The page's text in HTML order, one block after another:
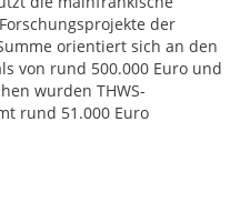
der
orientiert sich an den
von rund 500.000 Euro und
wurden THWS-
rund 51.000 Euro